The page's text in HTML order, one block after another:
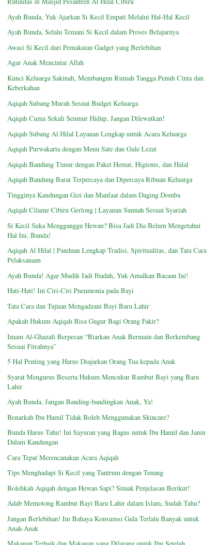
Ayah Bunda, Yuk Ajarkan Si Kecil Empati Melalui Hal-Hal Kecil
Ayah Bunda, Selalu Temani Si Kecil dalam Proses Belajarnya
Awasi Si Kecil dari Pemakaian Gadget yang Berlebihan
Agar Anak Mencintai Allah
Kunci Keluarga Sakinah, Membangun Rumah Tangga Penuh Cinta dan
Keberkahan
Aqiqah Subang Murah Sesuai Budget Keluarga
Aqiqah Cuma Sekali Seumur Hidup, Jangan Dilewatkan!
Aqiqah Subang Al Hilal Layanan Lengkap untuk Acara Keluarga
Aqiqah Purwakarta dengan Menu Sate dan Gule Lezat
Aqiqah Bandung Timur dengan Paket Hemat, Higienis, dan Halal
Aqiqah Bandung Barat Terpercaya dan Dipercaya Ribuan Keluarga
Tingginya Kandungan Gizi dan Manfaat dalam Daging Domba
Aqiqah Cilame Cibiru Gerlong | Layanan Sunnah Sesuai Syariah
Si Kecil Suka Mengganggu Hewan? Bisa Jadi Dia Belum Mengetahui
Hal Ini, Bunda!
Aqiqah Al Hilal | Panduan Lengkap Tradisi, Spiritualitas, dan Tata Cara
Pelaksanaan
Ayah Bunda! Agar Mudik Jadi Ibadah, Yuk Amalkan Bacaan Ini!
Hati-Hati! Ini Ciri-Ciri Pneumonia pada Bayi
Tata Cara dan Tujuan Mengadzani Bayi Baru Lahir
Apakah Hukum Aqiqah Bisa Gugur Bagi Orang Fakir?
Imam Al-Ghazali Berpesan “Biarkan Anak Bermain dan Berkembang
Sesuai Fitrahnya”
5 Hal Penting yang Harus Diajarkan Orang Tua kepada Anak
Syarat Mengurus Beserta Hukum Mencukur Rambut Bayi yang Baru
Lahir
Ayah Bunda, Jangan Banding-bandingkan Anak, Ya!
Benarkah Ibu Hamil Tidak Boleh Menggunakan Skincare?
Bunda Harus Tahu! Ini Sayuran yang Bagus untuk Ibu Hamil dan Janin
Dalam Kandungan
Cara Tepat Merencanakan Acara Aqiqah
Tips Menghadapi Si Kecil yang Tantrum dengan Tenang
Bolehkah Aqiqah dengan Hewan Sapi? Simak Penjelasan Berikut!
Adab Memotong Rambut Bayi Baru Lahir dalam Islam, Sudah Tahu?
Jangan Berlebihan! Ini Bahaya Konsumsi Gula Terlalu Banyak untuk
Anak-Anak